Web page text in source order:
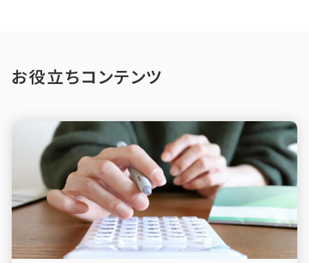
お役立ちコンテンツ